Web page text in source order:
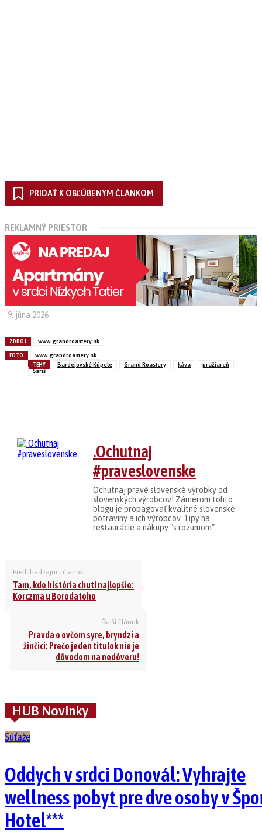
PRIDAŤ K OBĽÚBENÝM ČLÁNKOM
REKLAMNÝ PRIESTOR
9. júna 2026
ZDROJ www.grandroastery.sk
FOTO
www.grandroastery.sk
TÉMY
Bardejovské Kúpele Grand Roastery káva
pražiareň
Šariš
.Ochutnaj
#praveslovenske
Ochutnaj pravé slovenské výrobky od
slovenských výrobcov! Zámerom tohto
blogu je propagovať kvalitné slovenské
potraviny a ich výrobcov. Tipy na
reštaurácie a nákupy "s rozumom".
Predchádzajúci článok
Tam, kde história chutí najlepšie:
Korczma u Borodatoho
Ďalší článok
Pravda o ovčom syre, bryndzi a
žinčici: Prečo jeden titulok nie je
dôvodom na nedôveru!
HUB Novinky
Súťaže
Oddych v srdci Donovál: Vyhrajte
wellness pobyt pre dve osoby v
Hotel***